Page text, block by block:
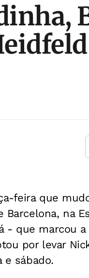
feira que
na
- que marcou
por levar
sábado.